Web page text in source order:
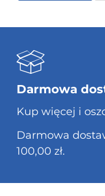
Darmowa
Kup więcej i
Darmowa
100,00 zł.